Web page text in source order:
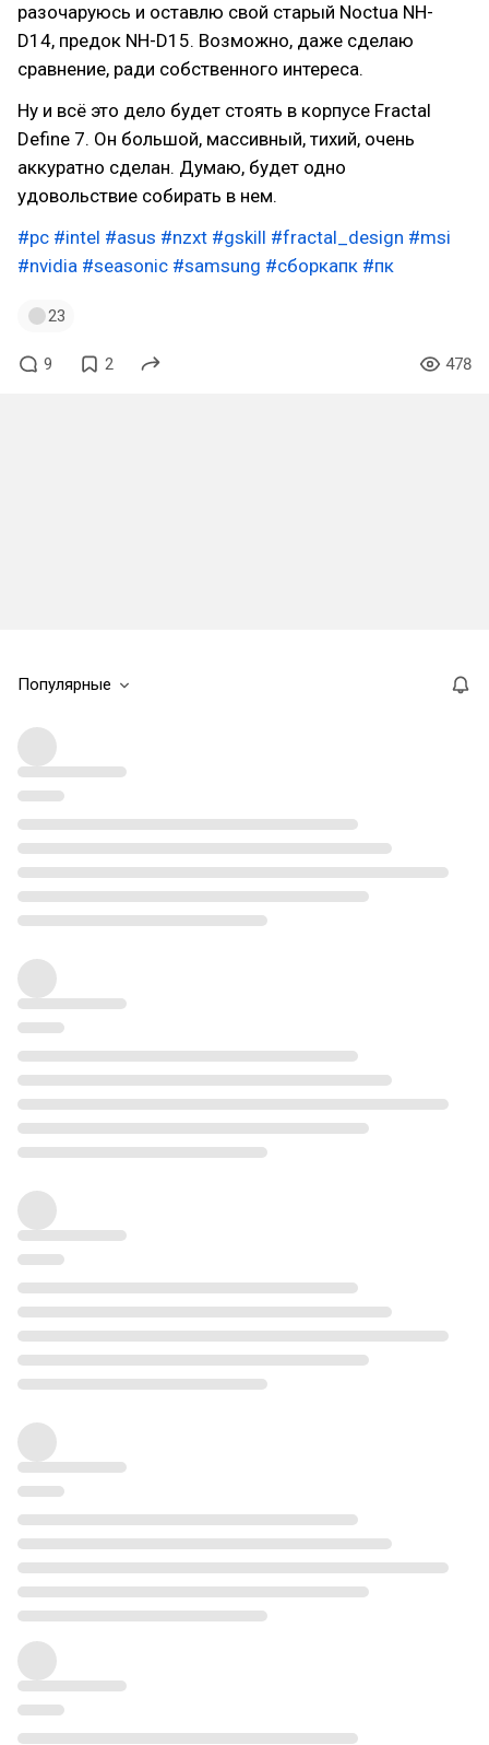
разочаруюсь и оставлю свой старый Noctua NH-
D14, предок NH-D15. Возможно, даже сделаю
сравнение, ради собственного интереса.
Ну и всё это дело будет стоять в корпусе Fractal
Define 7. Он большой, массивный, тихий, очень
аккуратно сделан. Думаю, будет одно
удовольствие собирать в нем.
#pc #intel #asus #nzxt #gskill #fractal_design #msi
#nvidia #seasonic #samsung #сборкапк #пк
23
9 2 478
Популярные